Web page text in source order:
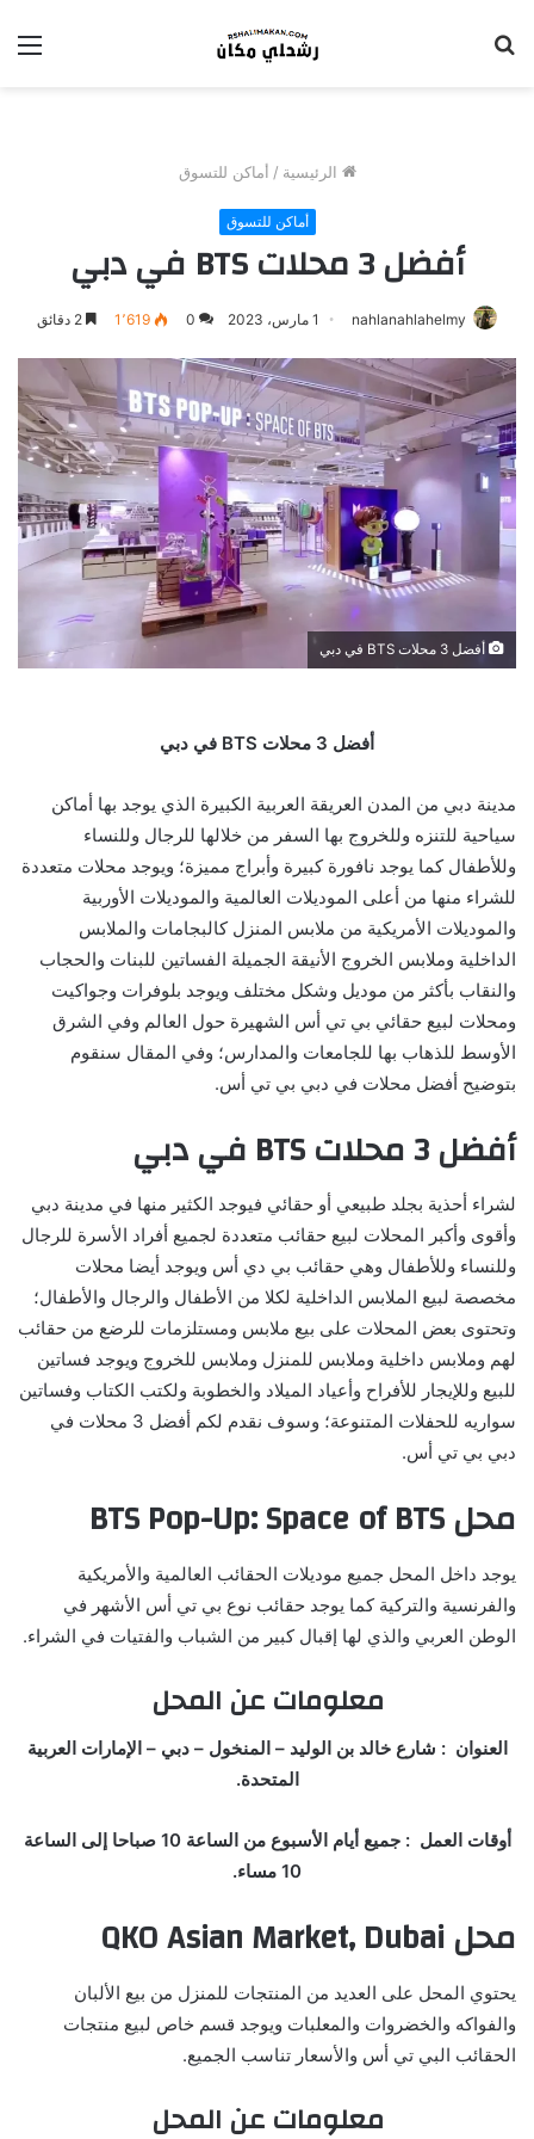
الرئيسية / أماكن للتسوق
أماكن للتسوق
أفضل 3 محلات BTS في دبي
nahlanahlahelmy 1 مارس، 2023 0 1٬619
أفضل 3 محلات BTS في دبي
أفضل 3 محلات BTS في دبي
مدينة دبي من المدن العريقة العربية الكبيرة الذي يوجد بها أماكن
سياحية للتنزه وللخروج بها السفر من خلالها للرجال وللنساء
وللأطفال كما يوجد نافورة كبيرة وأبراج مميزة؛ ويوجد محلات متعددة
للشراء منها من أعلى الموديلات العالمية والموديلات الأوربية
والموديلات الأمريكية من ملابس المنزل كالبجامات والملابس
الداخلية وملابس الخروج الأنيقة الجميلة الفساتين للبنات والحجاب
والنقاب بأكثر من موديل وشكل مختلف ويوجد بلوفرات وجواكيت
ومحلات لبيع حقائي بي تي أس الشهيرة حول العالم وفي الشرق
الأوسط للذهاب بها للجامعات والمدارس؛ وفي المقال سنقوم
بتوضيح أفضل محلات في دبي بي تي أس.
أفضل 3 محلات BTS في دبي
لشراء أحذية بجلد طبيعي أو حقائي فيوجد الكثير منها في مدينة دبي
وأقوى وأكبر المحلات لبيع حقائب متعددة لجميع أفراد الأسرة للرجال
وللنساء وللأطفال وهي حقائب بي دي أس ويوجد أيضا محلات
مخصصة لبيع الملابس الداخلية لكلا من الأطفال والرجال والأطفال؛
وتحتوى بعض المحلات على بيع ملابس ومستلزمات للرضع من حقائب
لهم وملابس داخلية وملابس للمنزل وملابس للخروج ويوجد فساتين
للبيع وللإيجار للأفراح وأعياد الميلاد والخطوبة ولكتب الكتاب وفساتين
سواريه للحفلات المتنوعة؛ وسوف نقدم لكم أفضل 3 محلات في
دبي بي تي أس.
محل BTS Pop-Up: Space of BTS
يوجد داخل المحل جميع موديلات الحقائب العالمية والأمريكية
والفرنسية والتركية كما يوجد حقائب نوع بي تي أس الأشهر في
الوطن العربي والذي لها إقبال كبير من الشباب والفتيات في الشراء.
معلومات عن المحل
العنوان : شارع خالد بن الوليد – المنخول – دبي – الإمارات العربية
المتحدة.
أوقات العمل : جميع أيام الأسبوع من الساعة 10 صباحا إلى الساعة
10 مساء.
محل QKO Asian Market, Dubai
يحتوي المحل على العديد من المنتجات للمنزل من بيع الألبان
والفواكه والخضروات والمعلبات ويوجد قسم خاص لبيع منتجات
الحقائب البي تي أس والأسعار تناسب الجميع.
معلومات عن المحل